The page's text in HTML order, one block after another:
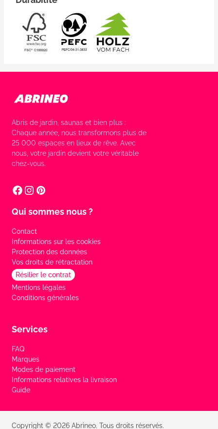
Abris de jardin, saunas et bien plus :
Chaque année, nous transformons plus de
25 000 espaces en lieux de rêve. Avec
nous, votre jardin devient votre véritable
chez-vous.
Qui sommes nous ?
Contact
Informations sur les cookies
Protection des données
Vos droits de rétractation
Résilier le contrat
Mentions légales
Conditions générales
Services
FAQ
Marques
Modes de paiement
Informations relatives la livraison
Guide
Copyright © 2026 Abrineo. Tous droits réservés.